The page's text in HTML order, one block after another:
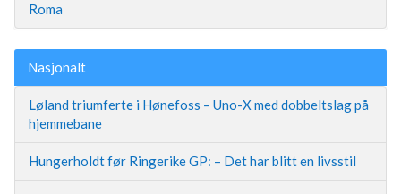
Roma
Nasjonalt
Løland triumferte i Hønefoss – Uno-X med dobbeltslag på
hjemmebane
Hungerholdt før Ringerike GP: – Det har blitt en livsstil